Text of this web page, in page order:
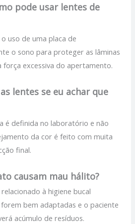
pode usar lentes de
uso de uma placa de
o sono para proteger as lâminas
força excessiva do apertamento.
lentes se eu achar que
é definida no laboratório e não
da cor é feito com muita
final.
causam mau hálito?
à higiene bucal
bem adaptadas e o paciente
acúmulo de resíduos.